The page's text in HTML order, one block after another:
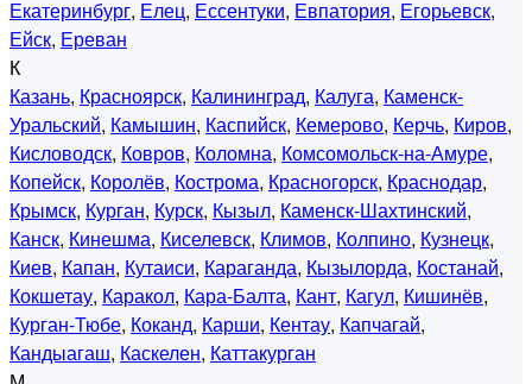
Екатеринбург, Елец, Ессентуки, Евпатория, Егорьевск,
Ейск, Ереван
К
Казань, Красноярск, Калининград, Калуга, Каменск-
Уральский, Камышин, Каспийск, Кемерово, Керчь, Киров,
Кисловодск, Ковров, Коломна, Комсомольск-на-Амуре,
Копейск, Королёв, Кострома, Красногорск, Краснодар,
Крымск, Курган, Курск, Кызыл, Каменск-Шахтинский,
Канск, Кинешма, Киселевск, Климов, Колпино, Кузнецк,
Киев, Капан, Кутаиси, Караганда, Кызылорда, Костанай,
Кокшетау, Каракол, Кара-Балта, Кант, Кагул, Кишинёв,
Курган-Тюбе, Коканд, Карши, Кентау, Капчагай,
Кандыагаш, Каскелен, Каттакурган